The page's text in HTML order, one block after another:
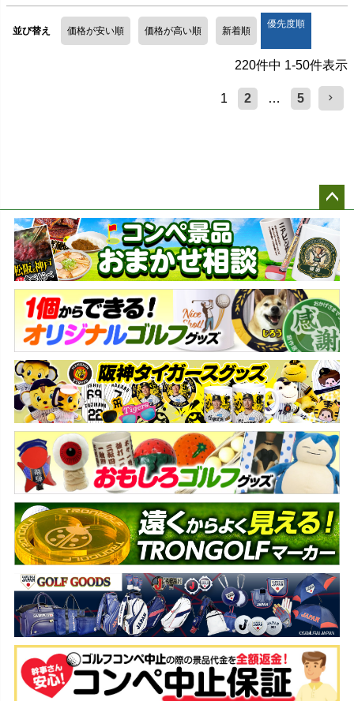
並び替え 価格が安い順 価格が高い順 新着順
優先度順
220件中 1-50件表示
1 2 … 5
ペー
ジト
ップ
へ